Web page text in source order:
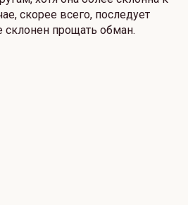
скорее всего, последует
склонен прощать обман.